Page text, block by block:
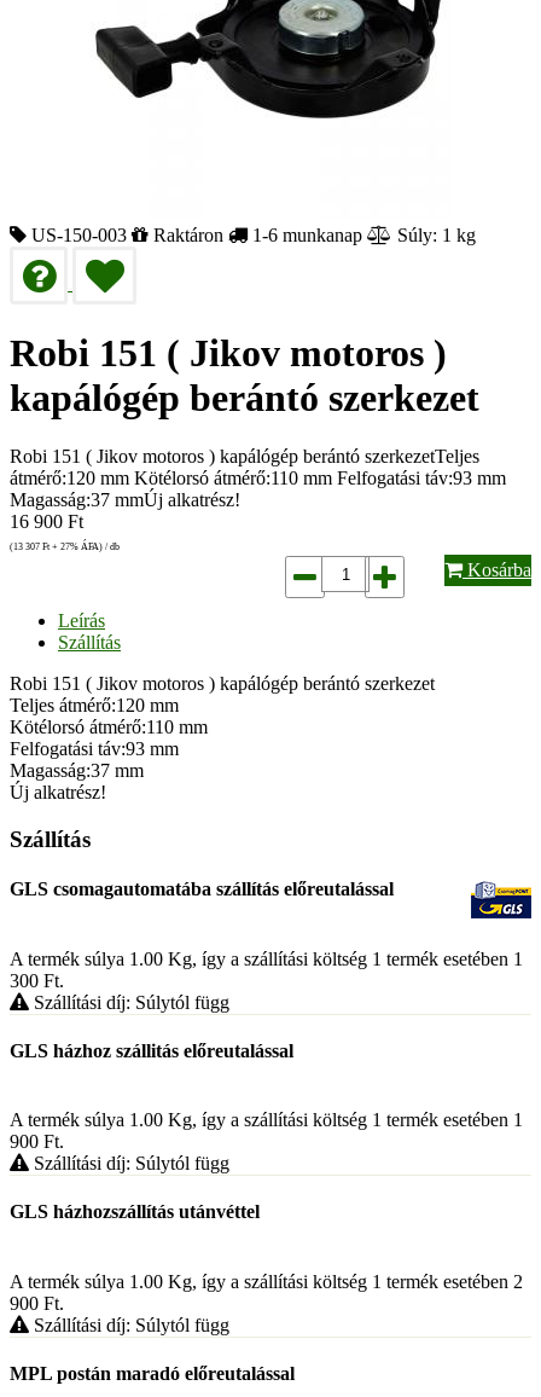
US-150-003 Raktáron 1-6 munkanap Súly: 1 kg
Robi 151 ( Jikov motoros )
kapálógép berántó szerkezet
Robi 151 ( Jikov motoros ) kapálógép berántó szerkezetTeljes
átmérő:120 mm Kötélorsó átmérő:110 mm Felfogatási táv:93 mm
Magasság:37 mmÚj alkatrész!
16 900 Ft
(13 307 Ft + 27% ÁFA) / db
Kosárba
Leírás
Szállítás
Robi 151 ( Jikov motoros ) kapálógép berántó szerkezet
Teljes átmérő:120 mm
Kötélorsó átmérő:110 mm
Felfogatási táv:93 mm
Magasság:37 mm
Új alkatrész!
Szállítás
GLS csomagautomatába szállítás előreutalással
A termék súlya 1.00 Kg, így a szállítási költség 1 termék esetében 1
300 Ft.
Szállítási díj: Súlytól függ
GLS házhoz szállitás előreutalással
A termék súlya 1.00 Kg, így a szállítási költség 1 termék esetében 1
900 Ft.
Szállítási díj: Súlytól függ
GLS házhozszállítás utánvéttel
A termék súlya 1.00 Kg, így a szállítási költség 1 termék esetében 2
900 Ft.
Szállítási díj: Súlytól függ
MPL postán maradó előreutalással